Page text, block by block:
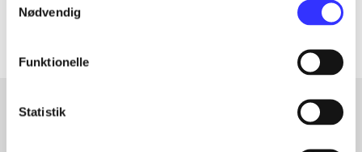
Nødvendig
Funktionelle
Statistik